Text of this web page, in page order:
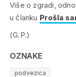
Više o zgradi,
u članku Prošla
(G.P.)
OZNAKE
podvezica